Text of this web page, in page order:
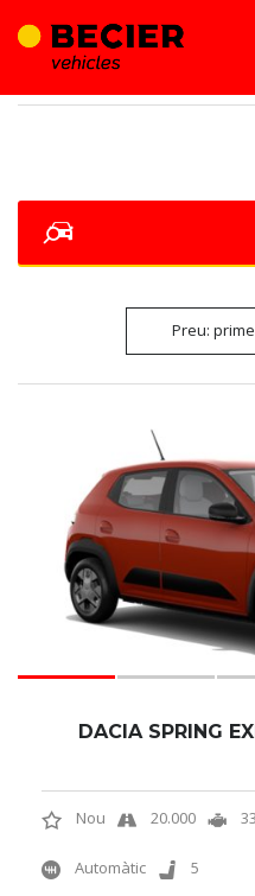
Preu:
DACIA SPRING
Nou 20.000
Automàtic 5